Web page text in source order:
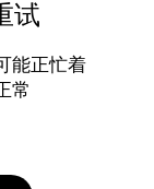
试
能正忙着
常